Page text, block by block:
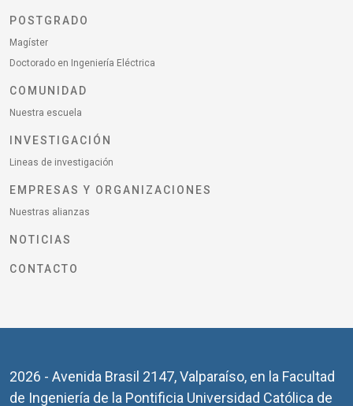
POSTGRADO
Magíster
Doctorado en Ingeniería Eléctrica
COMUNIDAD
Nuestra escuela
INVESTIGACIÓN
Lineas de investigación
EMPRESAS Y ORGANIZACIONES
Nuestras alianzas
NOTICIAS
CONTACTO
2026 - Avenida Brasil 2147, Valparaíso, en la Facultad
de Ingeniería de la Pontificia Universidad Católica de